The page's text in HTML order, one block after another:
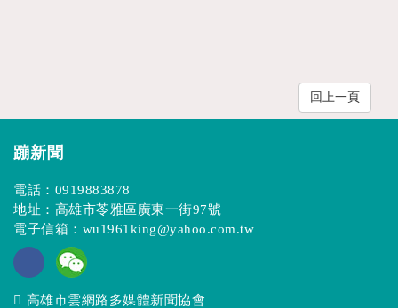
回上一頁
蹦新聞
電話： 0919883878
地址：高雄市苓雅區廣東一街97號
電子信箱： wu1961king@yahoo.com.tw
高雄市雲網路多媒體新聞協會